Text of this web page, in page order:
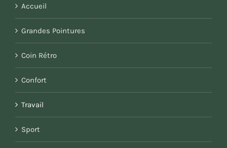
Accueil
Grandes Pointures
Coin Rétro
Confort
Travail
Sport